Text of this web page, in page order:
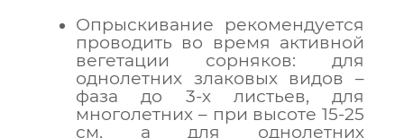
Опрыскивание рекомендуется
проводить во время активной
вегетации сорняков: для
однолетних злаковых видов –
фаза до 3-х листьев, для
многолетних – при высоте 15-25
см, а для однолетних